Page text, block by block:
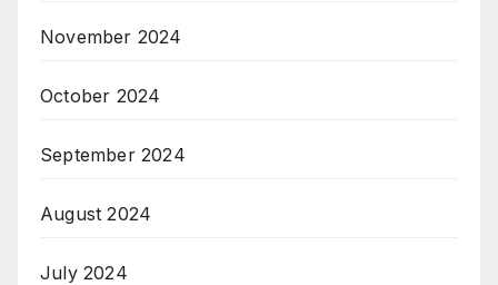
November 2024
October 2024
September 2024
August 2024
July 2024